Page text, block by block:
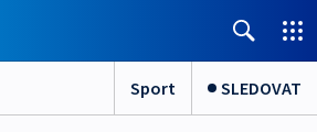
Sport SLEDOVAT